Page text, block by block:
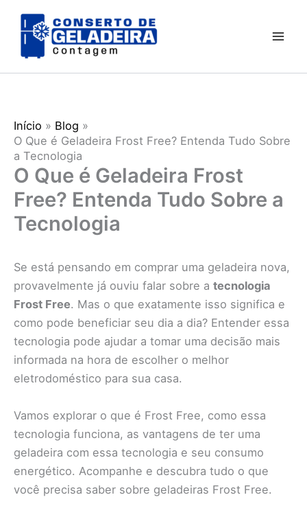
para
Início
Blog
O Que é Geladeira Frost Free? Entenda Tudo Sobre
a Tecnologia
O Que é Geladeira Frost
Free? Entenda Tudo Sobre a
Tecnologia
Se está pensando em comprar uma geladeira nova,
provavelmente já ouviu falar sobre a tecnologia
Frost Free. Mas o que exatamente isso significa e
como pode beneficiar seu dia a dia? Entender essa
tecnologia pode ajudar a tomar uma decisão mais
informada na hora de escolher o melhor
eletrodoméstico para sua casa.
Vamos explorar o que é Frost Free, como essa
tecnologia funciona, as vantagens de ter uma
geladeira com essa tecnologia e seu consumo
energético. Acompanhe e descubra tudo o que
você precisa saber sobre geladeiras Frost Free.